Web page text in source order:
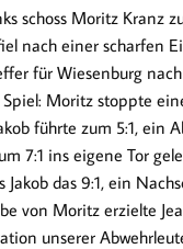
schoss Moritz Kranz
nach einer scharfen
für Wiesenburg
Moritz stoppte
führte zum 5:1, ein
7:1 ins eigene Tor
das 9:1, ein
von Moritz erzielte
unserer